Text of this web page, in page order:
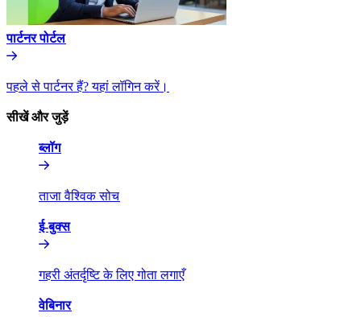
पार्टनर पोर्टल​​
पहले से पार्टनर हैं? यहां लॉगिन करें।​​
सीखें और जुड़ें​​
ब्लॉग​​
ताजा वैश्विक सोच​​
ई-बुक्स​​
गहरी अंतर्दृष्टि के लिए गोता लगाएँ​​
वेबिनार​​